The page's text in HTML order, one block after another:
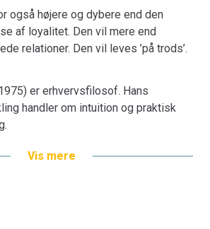
også højere og dybere end den
af loyalitet. Den vil mere end
relationer. Den vil leves ’på trods’.
er erhvervsfilosof. Hans
handler om intuition og praktisk
Vis mere